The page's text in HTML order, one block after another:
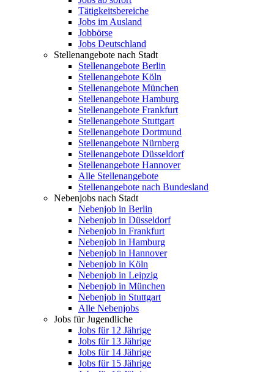
Tätigkeitsbereiche
Jobs im Ausland
Jobbörse
Jobs Deutschland
Stellenangebote nach Stadt
Stellenangebote Berlin
Stellenangebote Köln
Stellenangebote München
Stellenangebote Hamburg
Stellenangebote Frankfurt
Stellenangebote Stuttgart
Stellenangebote Dortmund
Stellenangebote Nürnberg
Stellenangebote Düsseldorf
Stellenangebote Hannover
Alle Stellenangebote
Stellenangebote nach Bundesland
Nebenjobs nach Stadt
Nebenjob in Berlin
Nebenjob in Düsseldorf
Nebenjob in Frankfurt
Nebenjob in Hamburg
Nebenjob in Hannover
Nebenjob in Köln
Nebenjob in Leipzig
Nebenjob in München
Nebenjob in Stuttgart
Alle Nebenjobs
Jobs für Jugendliche
Jobs für 12 Jährige
Jobs für 13 Jährige
Jobs für 14 Jährige
Jobs für 15 Jährige